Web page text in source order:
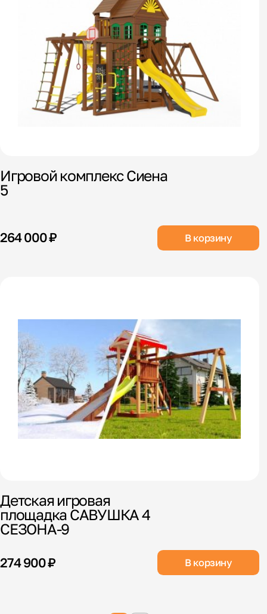
Игровой комплекс Сиена
5
264 000 ₽ В корзину
Детская игровая
площадка САВУШКА 4
СЕЗОНА-9
274 900 ₽ В корзину